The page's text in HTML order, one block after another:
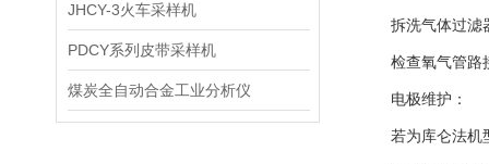
JHCY-3火车采样机
PDCY系列皮带采样机
煤炭全自动合金工业分析仪
拆洗气体过滤器
检查氧气管路接
电极维护：
若为库仑法机型